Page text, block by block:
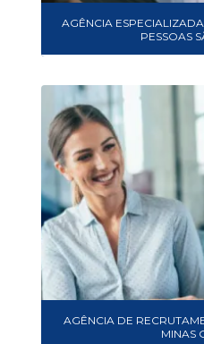
AGÊNCIA
PESSOAS
AGÊNCIA DE
MINAS